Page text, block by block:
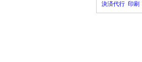
決済代行 印刷